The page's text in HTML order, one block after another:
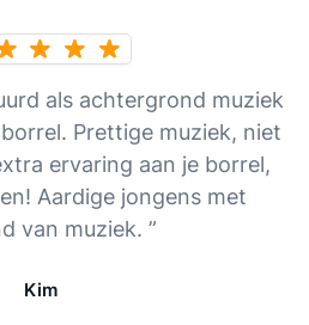
als achtergrond muziek
Prettige muziek, niet
ervaring aan je borrel,
Aardige jongens met
van muziek. ”
Kim